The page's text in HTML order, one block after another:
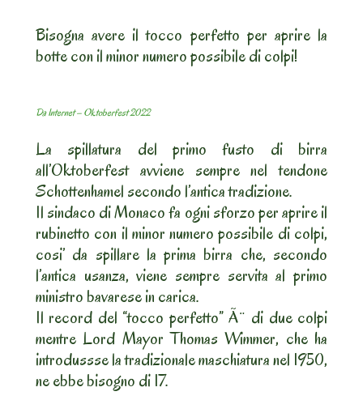
Bisogna avere il tocco perfetto per aprire la
botte con il minor numero possibile di colpi!
Da Internet – Oktoberfest 2022
La spillatura del primo fusto di birra
all’Oktoberfest avviene sempre nel tendone
Schottenhamel secondo l’antica tradizione.
Il sindaco di Monaco fa ogni sforzo per aprire il
rubinetto con il minor numero possibile di colpi,
cosi’ da spillare la prima birra che, secondo
l’antica usanza, viene sempre servita al primo
ministro bavarese in carica.
Il record del “tocco perfetto” Ã¨ di due colpi
mentre Lord Mayor Thomas Wimmer, che ha
introdussse la tradizionale maschiatura nel 1950,
ne ebbe bisogno di 17.